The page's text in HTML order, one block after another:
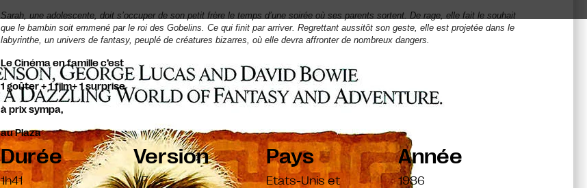
Sarah, une adolescente, doit s’occuper de son petit frère le temps d’une soirée où ses parents sortent. De rage, elle fait le souhait
que le bambin soit emmené par le roi des Gobelins. Ce qui finit par arriver. Regrettant aussitôt son geste, elle est projetée dans le
labyrinthe, un univers de fantasy, peuplé de créatures bizarres, où elle devra affronter de nombreux dangers.
Le Cinéma en famille c’est
1 goûter + 1 film+ 1 surprise
à prix sympa,
au Plaza
Durée
1h41
Version
VF
Pays
Etats-Unis et
Année
1986